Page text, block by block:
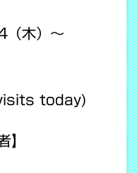
木）～
today)
】